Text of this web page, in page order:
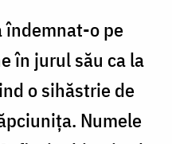
îndemnat-o pe
în jurul său ca la
o sihăstrie de
Numele